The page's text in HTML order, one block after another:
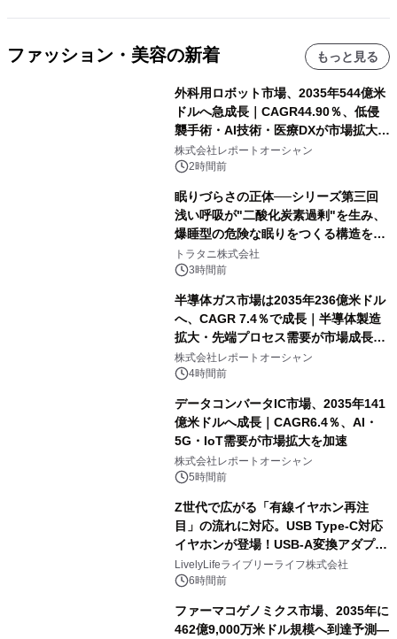
ファッション・美容の新着 もっと見る
外科用ロボット市場、2035年544億米
ドルへ急成長｜CAGR44.90％、低侵
襲手術・AI技術・医療DXが市場拡大を
牽引
株式会社レポートオーシャン
2時間前
眠りづらさの正体──シリーズ第三回
浅い呼吸が"二酸化炭素過剰"を生み、
爆睡型の危険な眠りをつくる構造を解
説
トラタニ株式会社
3時間前
半導体ガス市場は2035年236億米ドル
へ、CAGR 7.4％で成長｜半導体製造
拡大・先端プロセス需要が市場成長を
加速
株式会社レポートオーシャン
4時間前
データコンバータIC市場、2035年141
億米ドルへ成長｜CAGR6.4％、AI・
5G・IoT需要が市場拡大を加速
株式会社レポートオーシャン
5時間前
Z世代で広がる「有線イヤホン再注
目」の流れに対応。USB Type-C対応
イヤホンが登場！USB-A変換アダプタ
ー付きでスマホからパソコンまで幅広
く活用可能
LivelyLifeライブリーライフ株式会社
6時間前
ファーマコゲノミクス市場、2035年に
462億9,000万米ドル規模へ到達予測―